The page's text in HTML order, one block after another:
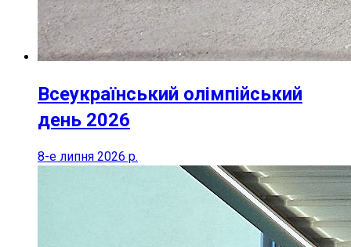
Всеукраїнський олімпійський
день 2026
8-е липня 2026 р.